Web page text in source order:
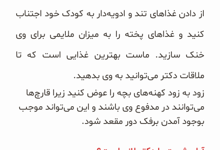
از دادن غذاهای تند و ادویه‌دار به کودک خود اجتناب
کنید و غذاهای پخته را به میزان ملایمی برای وی
خنک سازید. ماست بهترین غذایی است که تا
ملاقات دکتر می‌توانید به وی بدهید.
زود به زود کهنه‌های بچه را عوض کنید زیرا قارچ‌ها
می‌توانند در مدفوع وی باشند و این می‌تواند موجب
بوجود آمدن برفک دور مقعد شود.